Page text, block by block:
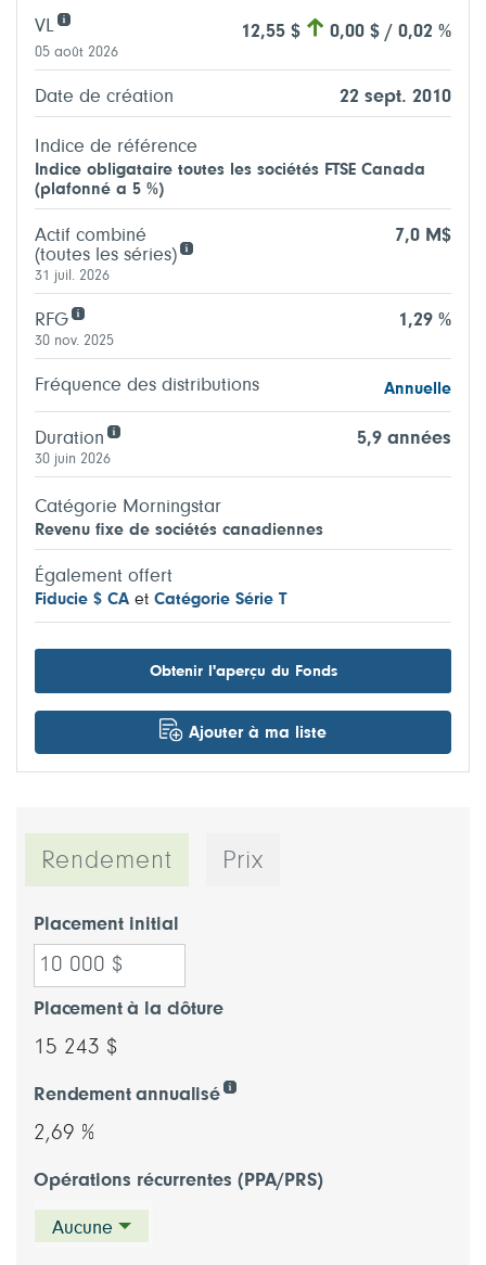
VL 12,55 $ 0,00 $ / 0,02 %
05 août 2026
Date de création 22 sept. 2010
Indice de référence
Indice obligataire toutes les sociétés FTSE Canada
(plafonné a 5 %)
Actif combiné
(toutes les séries)
7,0 M$
31 juil. 2026
RFG 1,29 %
30 nov. 2025
Fréquence des distributions Annuelle
Duration 5,9 années
30 juin 2026
Catégorie Morningstar
Revenu fixe de sociétés canadiennes
Également offert
Fiducie $ CA et Catégorie Série T
Obtenir l'aperçu du Fonds
Ajouter à ma liste
Rendement Prix
Placement initial
Placement à la clôture
15 243 $
Rendement annualisé
2,69 %
Opérations récurrentes (PPA/PRS)
Aucune